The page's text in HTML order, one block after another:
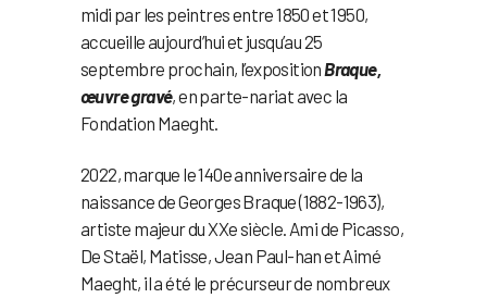
midi par les peintres entre 1850 et 1950,
accueille aujourd’hui et jusqu’au 25
septembre prochain, l’expositionBraque,
œuvre gravé, en parte-nariat avec la
Fondation Maeght.
2022, marque le 140e anniversaire de la
naissance de Georges Braque (1882-1963),
artiste majeur du XXe siècle. Ami de Picasso,
De Staël, Matisse, Jean Paul-han et Aimé
Maeght, il a été le précurseur de nombreux